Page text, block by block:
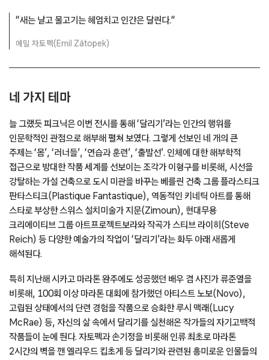
“새는 날고 물고기는 헤엄치고 인간은 달린다.“
에밀 자토펙(Emil Zátopek)
네 가지 테마
늘 그랬듯 피크닉은 이번 전시를 통해 ‘달리기’라는 인간의 행위를
인문학적인 관점으로 해부해 펼쳐 보였다. 그렇게 선보인 네 개의 큰
주제는 ‘몸’, ‘러너들’, ‘연습과 훈련’, ‘출발선’. 인체에 대한 해부학적
접근으로 방대한 작품 세계를 선보이는 조각가 이형구를 비롯해, 시선을
강탈하는 가설 건축으로 도시 미관을 바꾸는 베를린 건축 그룹 플라스티크
판타스티크(Plastique Fantastique), 역동적인 키네틱 아트를 통해
스타로 부상한 스위스 설치미술가 지문(Zimoun), 현대무용
크리에이티브 그룹 아트프로젝트보라와 작곡가 스티브 라이히(Steve
Reich) 등 다양한 예술가의 작업이 ‘달리기’라는 화두 아래 새롭게
해석된다.
특히 지난해 시카고 마라톤 완주에도 성공했던 배우 겸 사진가 류준열을
비롯해, 100회 이상 마라톤 대회에 참가했던 아티스트 노보(Novo),
고립된 상태에서의 단련 경험을 작품으로 승화한 루시 맥래(Lucy
McRae) 등, 자신의 삶 속에서 달리기를 실천해온 작가들의 자기고백적
작품들이 눈에 띈다. 자토펙과 손기정을 비롯해 인류 최초로 마라톤
2시간의 벽을 깬 엘리우드 킵초게 등 달리기와 관련된 흥미로운 인물들의